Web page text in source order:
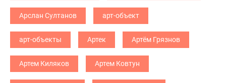
Арслан Султанов арт-объект
арт-объекты Артек Артём Грязнов
Артем Киляков Артем Ковтун